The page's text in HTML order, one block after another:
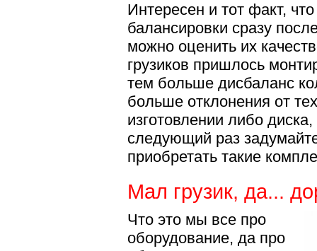
Интересен и тот факт,
балансировки сразу
можно оценить их
грузиков пришлось
тем больше дисбаланс
больше отклонения от
изготовлении либо
следующий раз
приобретать такие
Мал грузик, да...
Что это мы все про
оборудование, да про